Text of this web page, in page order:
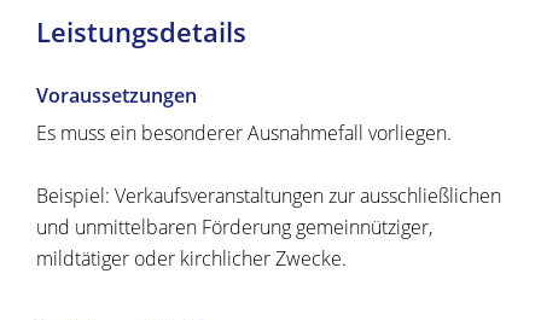
Leistungsdetails
Voraussetzungen
Es muss ein besonderer Ausnahmefall vorliegen.
Beispiel: Verkaufsveranstaltungen zur ausschließlichen
und unmittelbaren Förderung gemeinnütziger,
mildtätiger oder kirchlicher Zwecke.